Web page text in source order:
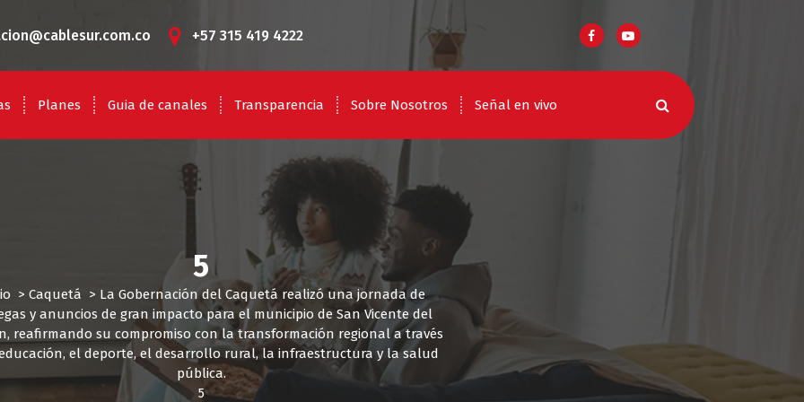
+57 315 419 4222
Planes Guia de canales Transparencia Sobre Nosotros Señal en vivo
5
> Caquetá > La Gobernación del Caquetá realizó una jornada de
y anuncios de gran impacto para el municipio de San Vicente del
reafirmando su compromiso con la transformación regional a través
el deporte, el desarrollo rural, la infraestructura y la salud
pública.
5